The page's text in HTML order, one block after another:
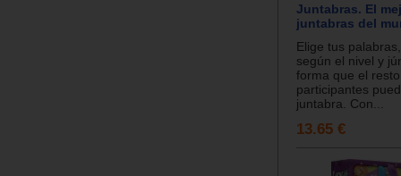
Juntabras. El
juntabras del
Elige tus
según el nivel y
forma que el
participantes
juntabra. Con...
13.65 €